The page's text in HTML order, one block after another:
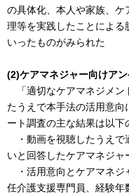
の具体化、本人や家族、ケ
理等を実践したことによる
いったものがみられた
(2)ケアマネジャー向けア
「適切なケアマネジメン
たうえで本手法の活用意
ート調査の主な結果は以下
・動画を視聴したうえで
いと回答したケアマネジャ
・活用意向とケアマネジ
任介護支援専門員、経験